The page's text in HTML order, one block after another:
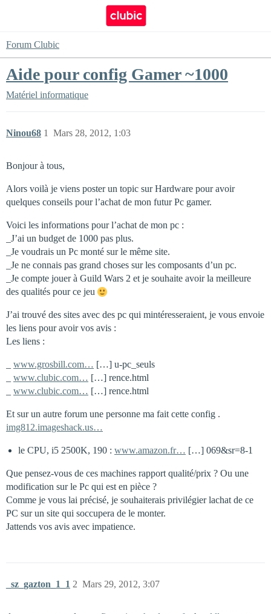
Forum Clubic
Aide pour config Gamer ~1000
Matériel informatique
Ninou68 Mars 28, 2012, 1:03
1
Bonjour à tous,
Alors voilà je viens poster un topic sur Hardware pour avoir
quelques conseils pour l’achat de mon futur Pc gamer.
Voici les informations pour l’achat de mon pc :
_J’ai un budget de 1000 pas plus.
_Je voudrais un Pc monté sur le même site.
_Je ne connais pas grand choses sur les composants d’un pc.
_Je compte jouer à Guild Wars 2 et je souhaite avoir la meilleure
des qualités pour ce jeu
J’ai trouvé des sites avec des pc qui mintéresseraient, je vous envoie
les liens pour avoir vos avis :
Les liens :
www.grosbill.com… […] u-pc_seuls
www.clubic.com… […] rence.html
www.clubic.com… […] rence.html
Et sur un autre forum une personne ma fait cette config .
img812.imageshack.us…
le CPU, i5 2500K, 190 : www.amazon.fr… […] 069&sr=8-1
Que pensez-vous de ces machines rapport qualité/prix ? Ou une
modification sur le Pc qui est en pièce ?
Comme je vous lai précisé, je souhaiterais privilégier lachat de ce
PC sur un site qui soccupera de le monter.
Jattends vos avis avec impatience.
_sz_gazton_1_1 Mars 29, 2012, 3:07
2